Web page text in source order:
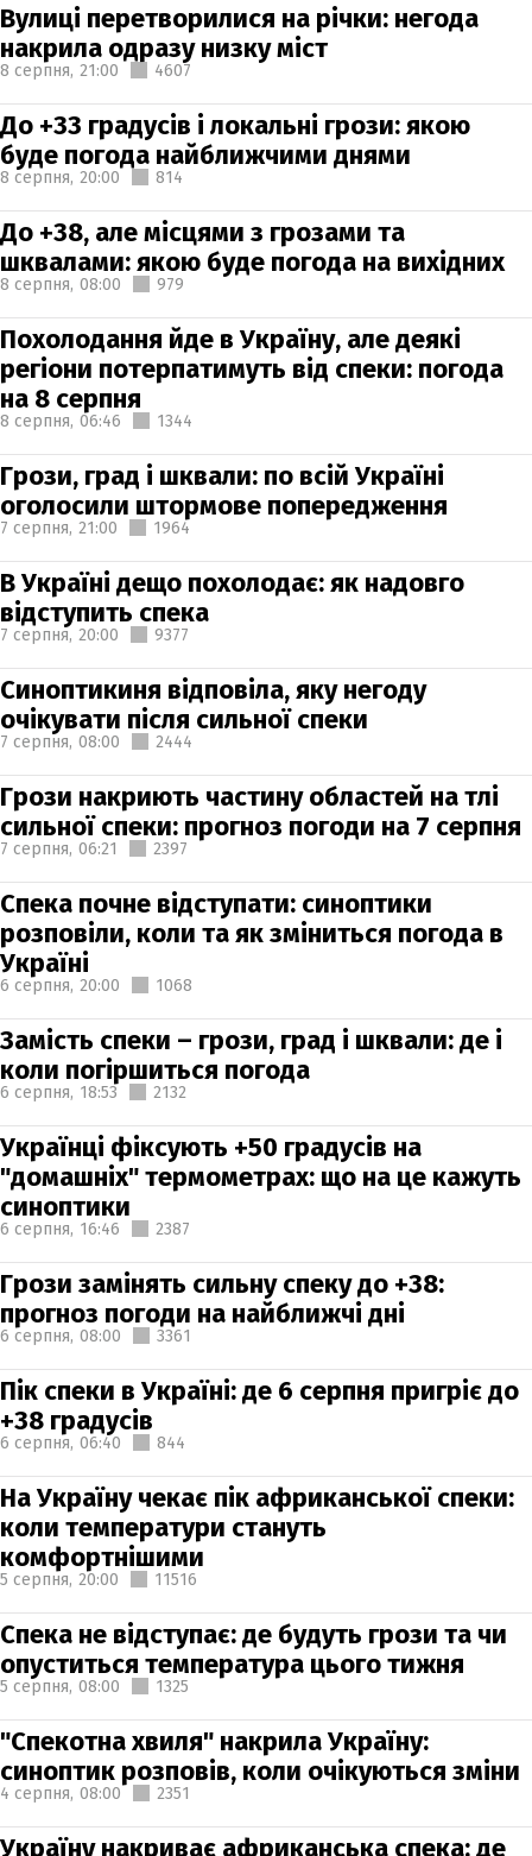
Вулиці перетворилися на річки: негода
накрила одразу низку міст
8 серпня, 21:00 4607
До +33 градусів і локальні грози: якою
буде погода найближчими днями
8 серпня, 20:00 814
До +38, але місцями з грозами та
шквалами: якою буде погода на вихідних
8 серпня, 08:00 979
Похолодання йде в Україну, але деякі
регіони потерпатимуть від спеки: погода
на 8 серпня
8 серпня, 06:46 1344
Грози, град і шквали: по всій Україні
оголосили штормове попередження
7 серпня, 21:00 1964
В Україні дещо похолодає: як надовго
відступить спека
7 серпня, 20:00 9377
Синоптикиня відповіла, яку негоду
очікувати після сильної спеки
7 серпня, 08:00 2444
Грози накриють частину областей на тлі
сильної спеки: прогноз погоди на 7 серпня
7 серпня, 06:21 2397
Спека почне відступати: синоптики
розповіли, коли та як зміниться погода в
Україні
6 серпня, 20:00 1068
Замість спеки – грози, град і шквали: де і
коли погіршиться погода
6 серпня, 18:53 2132
Українці фіксують +50 градусів на
"домашніх" термометрах: що на це кажуть
синоптики
6 серпня, 16:46 2387
Грози замінять сильну спеку до +38:
прогноз погоди на найближчі дні
6 серпня, 08:00 3361
Пік спеки в Україні: де 6 серпня пригріє до
+38 градусів
6 серпня, 06:40 844
На Україну чекає пік африканської спеки:
коли температури стануть
комфортнішими
5 серпня, 20:00 11516
Спека не відступає: де будуть грози та чи
опуститься температура цього тижня
5 серпня, 08:00 1325
"Спекотна хвиля" накрила Україну:
синоптик розповів, коли очікуються зміни
4 серпня, 08:00 2351
Україну накриває африканська спека: де